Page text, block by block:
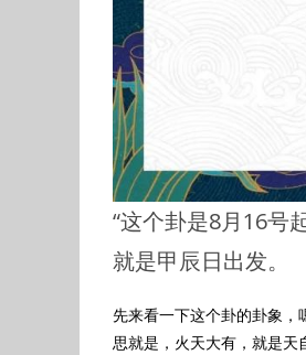
“这个卦是8月16号
就是甲辰日出发。
先来看一下这个卦的卦象，
思就是，火天大有，就是天